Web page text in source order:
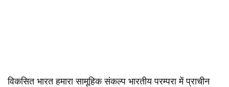
विकसित भारत हमारा सामूहिक संकल्प भारतीय परम्परा में प्राचीन